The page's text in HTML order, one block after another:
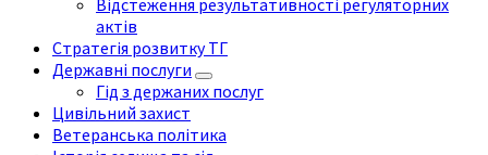
Відстеження результативності регуляторних
актів
Стратегія розвитку ТГ
Державні послуги
Гід з держаних послуг
Цивільний захист
Ветеранська політика